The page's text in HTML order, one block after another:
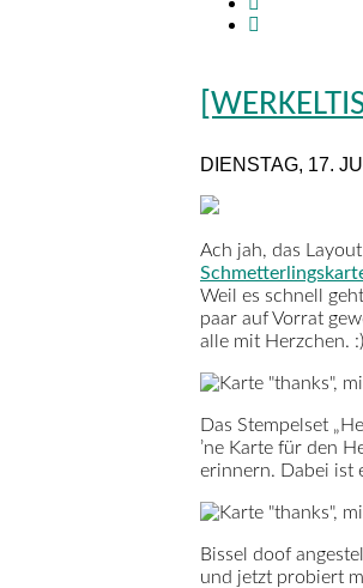
DIENSTAG, 17.
Ach jah, das
Weil es schnell
paar auf Vorrat
alle mit Herzchen. :)
Das Stempelset
’ne Karte für den
erinnern. Dabei ist
Bissel doof
und jetzt probiert